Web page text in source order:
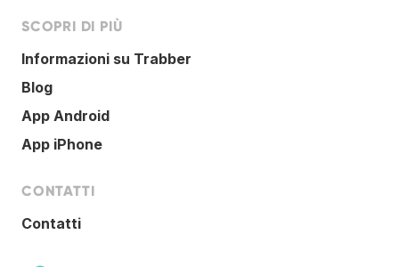
SCOPRI DI PIÙ
Informazioni su Trabber
Blog
App Android
App iPhone
CONTATTI
Contatti